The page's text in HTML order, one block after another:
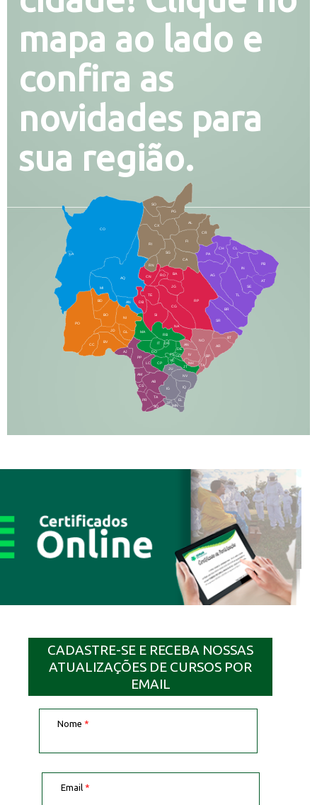
mapa ao lado e
confira as
novidades para
sua região.
CO
AQ
MI
AN
CX
RI
AL
CR
FI
SG
BA
CA
PA
CH CL
PB
SE
TL
AG
BR
SR
BT
AR
RP
RO
JG
CG
SI
NA
TA
NH
JT
RB
MA
IT
DR
DO
CP
JU
NV
IQ
EL
BD
BO
NI
JD
PO
BV
CC
PP
AJ
LC
AM
AB
JP
DB
TE
CS
PR
TA
SQ
IG
MN
IN
NO
BP
RN
CN
GL
AN
IV
FS
VC
GD
DE
AT
PG
SO
LA
CADASTRE-SE E RECEBA NOSSAS
ATUALIZAÇÕES DE CURSOS POR
EMAIL
Nome *
Email *